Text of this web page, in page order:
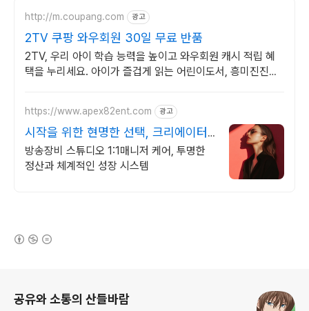
http://m.coupang.com 광고
2TV 쿠팡 와우회원 30일 무료 반품
2TV, 우리 아이 학습 능력을 높이고 와우회원 캐시 적립 혜
택을 누리세요. 아이가 즐겁게 읽는 어린이도서, 흥미진진한
https://www.apex82ent.com 광고
시작을 위한 현명한 선택, 크리에이터,
BJ 상시 모집
방송장비 스튜디오 1:1매니저 케어, 투명한
정산과 체계적인 성장 시스템
공유와 소통의 산들바람